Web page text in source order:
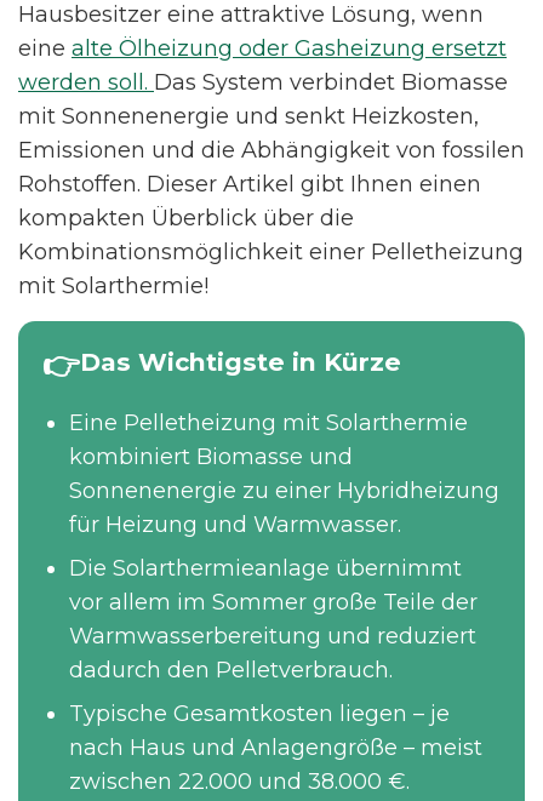
Hausbesitzer eine attraktive Lösung, wenn
eine alte Ölheizung oder Gasheizung ersetzt
werden soll. Das System verbindet Biomasse
mit Sonnenenergie und senkt Heizkosten,
Emissionen und die Abhängigkeit von fossilen
Rohstoffen. Dieser Artikel gibt Ihnen einen
kompakten Überblick über die
Kombinationsmöglichkeit einer Pelletheizung
mit Solarthermie!
Das Wichtigste in Kürze
Eine Pelletheizung mit Solarthermie
kombiniert Biomasse und
Sonnenenergie zu einer Hybridheizung
für Heizung und Warmwasser.
Die Solarthermieanlage übernimmt
vor allem im Sommer große Teile der
Warmwasserbereitung und reduziert
dadurch den Pelletverbrauch.
Typische Gesamtkosten liegen – je
nach Haus und Anlagengröße – meist
zwischen 22.000 und 38.000 €.